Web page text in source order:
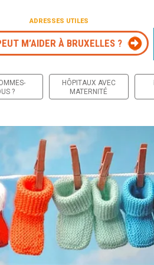
ADRESSES UTILES
M’AIDER À BRUXELLES ?
?
HÔPITAUX AVEC
MATERNITÉ